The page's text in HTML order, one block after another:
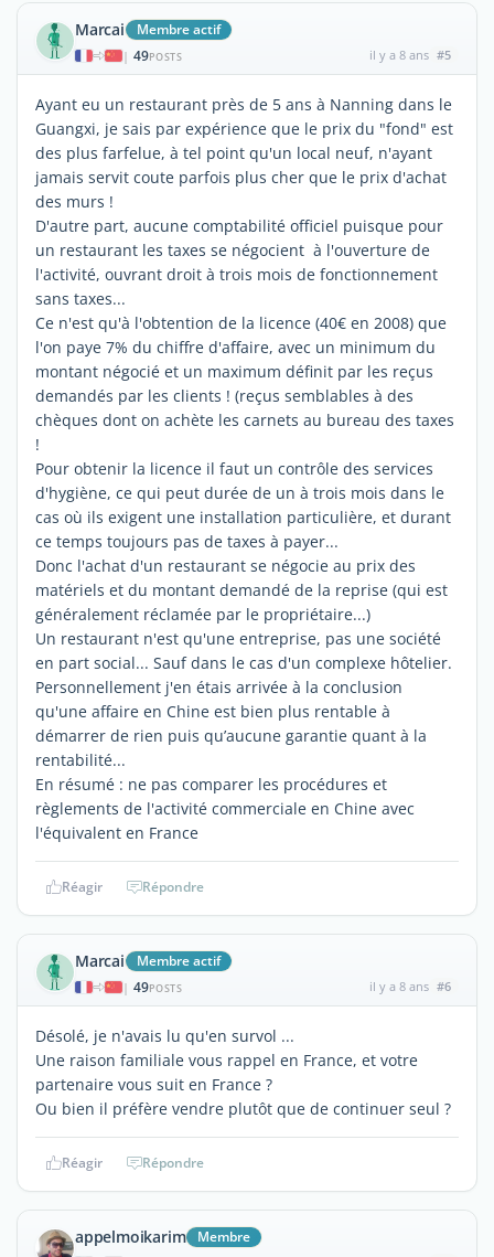
Marcai Membre actif
| 49POSTS il y a 8 ans #5
Ayant eu un restaurant près de 5 ans à Nanning dans le
Guangxi, je sais par expérience que le prix du "fond" est
des plus farfelue, à tel point qu'un local neuf, n'ayant
jamais servit coute parfois plus cher que le prix d'achat
des murs !
D'autre part, aucune comptabilité officiel puisque pour
un restaurant les taxes se négocient à l'ouverture de
l'activité, ouvrant droit à trois mois de fonctionnement
sans taxes...
Ce n'est qu'à l'obtention de la licence (40€ en 2008) que
l'on paye 7% du chiffre d'affaire, avec un minimum du
montant négocié et un maximum définit par les reçus
demandés par les clients ! (reçus semblables à des
chèques dont on achète les carnets au bureau des taxes
!
Pour obtenir la licence il faut un contrôle des services
d'hygiène, ce qui peut durée de un à trois mois dans le
cas où ils exigent une installation particulière, et durant
ce temps toujours pas de taxes à payer...
Donc l'achat d'un restaurant se négocie au prix des
matériels et du montant demandé de la reprise (qui est
généralement réclamée par le propriétaire...)
Un restaurant n'est qu'une entreprise, pas une société
en part social... Sauf dans le cas d'un complexe hôtelier.
Personnellement j'en étais arrivée à la conclusion
qu'une affaire en Chine est bien plus rentable à
démarrer de rien puis qu’aucune garantie quant à la
rentabilité...
En résumé : ne pas comparer les procédures et
règlements de l'activité commerciale en Chine avec
l'équivalent en France
Réagir Répondre
Marcai Membre actif
| 49POSTS il y a 8 ans #6
Désolé, je n'avais lu qu'en survol ...
Une raison familiale vous rappel en France, et votre
partenaire vous suit en France ?
Ou bien il préfère vendre plutôt que de continuer seul ?
Réagir Répondre
appelmoikarim Membre